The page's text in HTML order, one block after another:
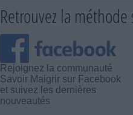
Retrouvez la méthode
Rejoignez la communauté
Savoir Maigrir sur Facebook
et suivez les dernières
nouveautés